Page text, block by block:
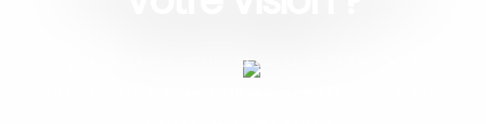
Il n'y a aucune limite à ce que vous pouvez